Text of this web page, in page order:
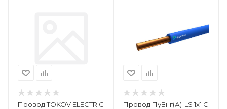
Провод TOKOV ELECTRIC
Провод ПуВнг(А)-LS 1х1 С